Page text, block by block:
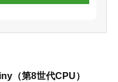
（第8世代CPU）